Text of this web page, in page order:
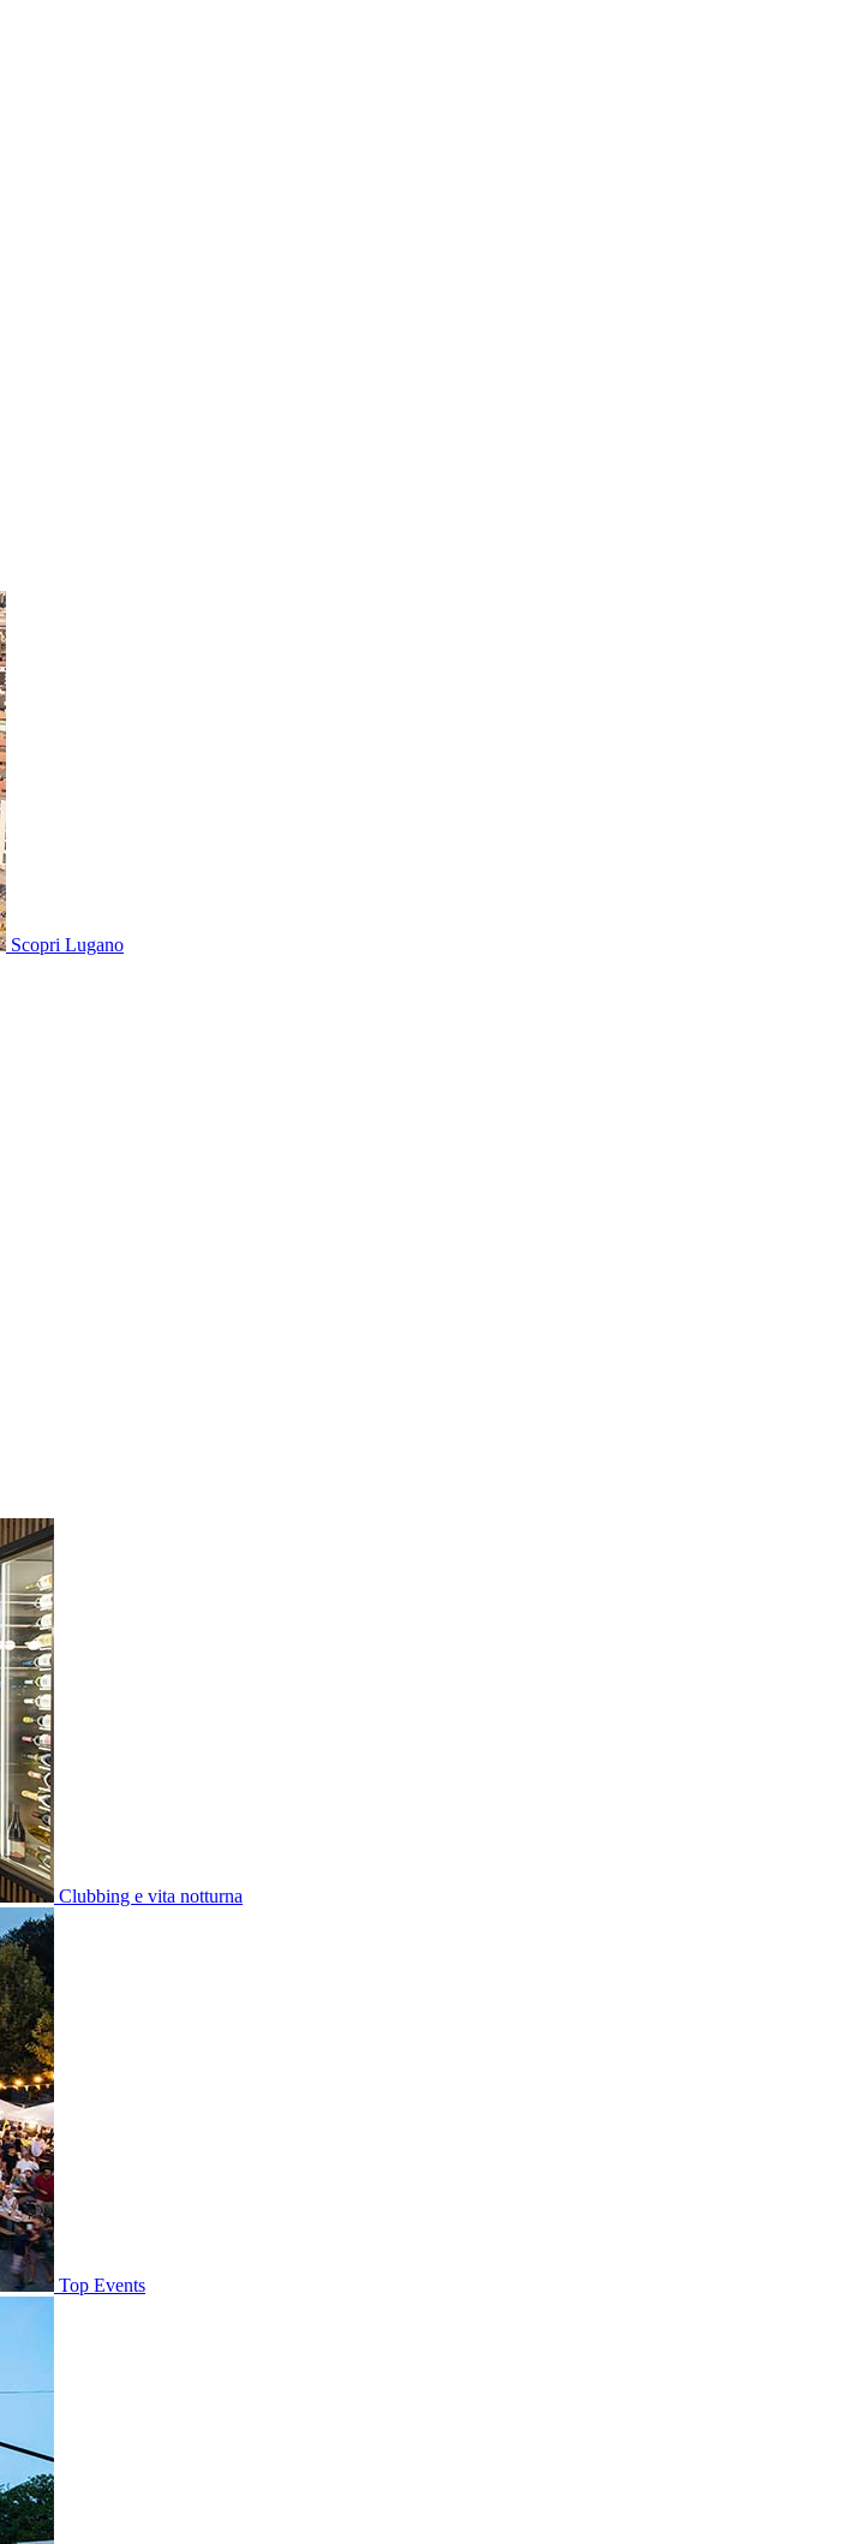
Scopri Lugano
Clubbing e vita notturna
Top Events